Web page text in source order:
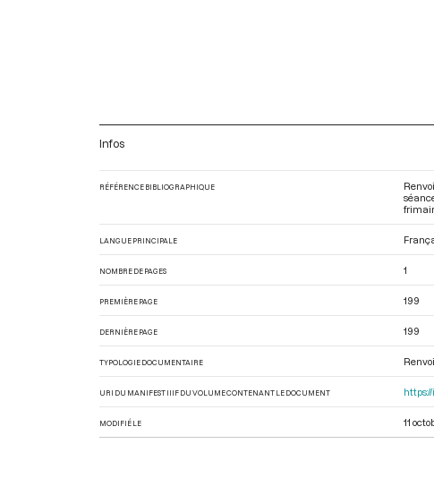
Infos
RÉFÉRENCE BIBLIOGRAPHIQUE
LANGUE PRINCIPALE
NOMBRE DE PAGES 1
PREMIÈRE PAGE 199
DERNIÈRE PAGE 199
TYPOLOGIE DOCUMENTAIRE
URI DU MANIFEST IIIF DU VOLUME CONTENANT LE DOCUMENT
MODIFIÉ LE 11